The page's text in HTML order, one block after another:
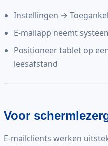
Instellingen →
E-mailapp neemt
Positioneer tablet op
leesafstand
Voor
E-mailclients werken